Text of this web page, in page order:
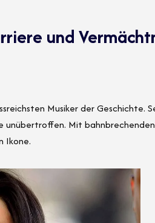
und
Musiker der Geschichte.
Mit
Ikone.